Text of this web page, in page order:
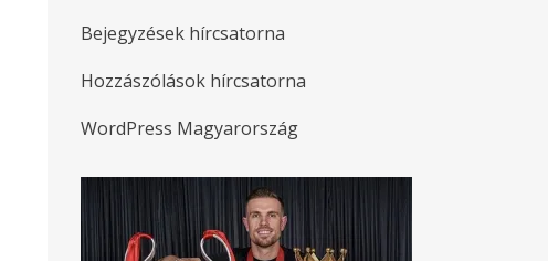
Bejegyzések hírcsatorna
Hozzászólások hírcsatorna
WordPress Magyarország